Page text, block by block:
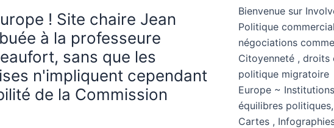
! Site chaire Jean
à la professeure
sans que les
n'impliquent cependant
de la Commission
Bienvenue sur
Politique
négociations
Citoyenneté ,
politique migratoire
Europe ~
équilibres
Cartes ,